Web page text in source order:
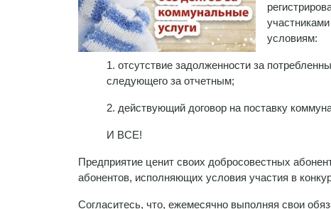
условиям:
1. отсутствие задолженности за
следующего за отчетным;
2. действующий договор на поставку
И ВСЕ!
Предприятие ценит своих добросовестных
абонентов, исполняющих условия участия в
Согласитесь, что, ежемесячно выполняя свои